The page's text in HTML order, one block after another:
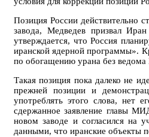
Позиция России действительно
завода, Медведев призвал
утверждается, что Россия
иранской ядерной программы».
по обогащению урана без
Такая позиция пока далеко не
прежней позиции и
употреблять этого слова, нет
сдержанное заявление главы
новом заводе и согласился на
данными, что иранские объекты